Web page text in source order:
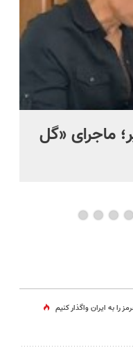
ماجرای «گل
را به ایران واگذار کنیم